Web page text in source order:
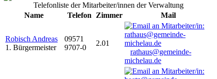
Telefonliste der Mitarbeiter/innen der Verwaltung
Name
Telefon Zimmer Mail
Robisch Andreas
1. Bürgermeister
09571
9707-0
2.01
rathaus@gemeinde-
michelau.de